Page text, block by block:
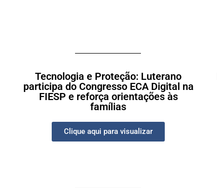
Tecnologia e Proteção: Luterano
participa do Congresso ECA Digital na
FIESP e reforça orientações às
famílias
Clique aqui para visualizar